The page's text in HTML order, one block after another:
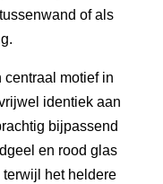
of als
centraal motief in
identiek aan
bijpassend
en rood glas
het heldere